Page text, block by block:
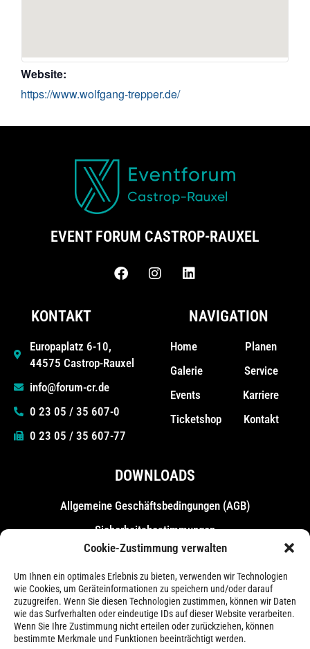
Cookie-Zustimmung verwalten
Um Ihnen ein optimales Erlebnis zu bieten, verwenden wir Technologien
wie Cookies, um Geräteinformationen zu speichern und/oder darauf
zuzugreifen. Wenn Sie diesen Technologien zustimmen, können wir Daten
wie das Surfverhalten oder eindeutige IDs auf dieser Website verarbeiten.
Wenn Sie Ihre Zustimmung nicht erteilen oder zurückziehen, können
bestimmte Merkmale und Funktionen beeinträchtigt werden.
Website:
https://www.wolfgang-trepper.de/
EVENT FORUM CASTROP-RAUXEL
KONTAKT
Europaplatz 6-10,
44575 Castrop-Rauxel
info@forum-cr.de
0 23 05 / 35 607-0
0 23 05 / 35 607-77
NAVIGATION
Home
Galerie
Events
Ticketshop
Planen
Service
Karriere
Kontakt
DOWNLOADS
Allgemeine Geschäfts­bedingungen (AGB)
Sicherheitsbestimmungen
Messebestimmungen